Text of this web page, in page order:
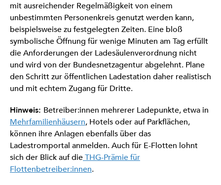
mit ausreichender Regelmäßigkeit von einem
unbestimmten Personenkreis genutzt werden kann,
beispielsweise zu festgelegten Zeiten. Eine bloß
symbolische Öffnung für wenige Minuten am Tag erfüllt
die Anforderungen der Ladesäulenverordnung nicht
und wird von der Bundesnetzagentur abgelehnt. Plane
den Schritt zur öffentlichen Ladestation daher realistisch
und mit echtem Zugang für Dritte.
Hinweis: Betreiber:innen mehrerer Ladepunkte, etwa in
Mehrfamilienhäusern, Hotels oder auf Parkflächen,
können ihre Anlagen ebenfalls über das
Ladestromportal anmelden. Auch für E-Flotten lohnt
sich der Blick auf dieTHG-Prämie für
Flottenbetreiber:innen.